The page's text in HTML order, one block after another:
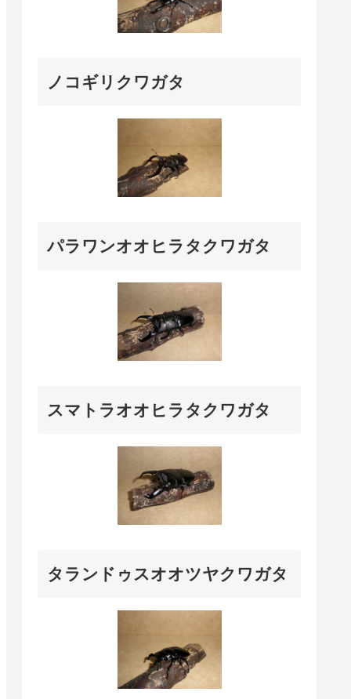
ノコギリクワガタ
パラワンオオヒラタクワガタ
スマトラオオヒラタクワガタ
タランドゥスオオツヤクワガタ